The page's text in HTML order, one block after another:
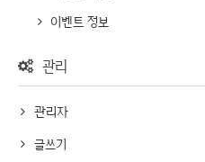
이벤트 정보
관리
관리자
글쓰기